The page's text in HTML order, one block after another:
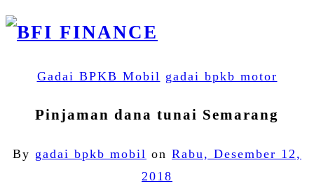
Gadai BPKB Mobil gadai bpkb motor
Pinjaman dana tunai Semarang
By gadai bpkb mobil on Rabu, Desember 12,
2018